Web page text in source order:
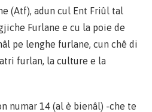
(Atf), adun cul Ent Friûl tal
Furlane e cu la poie de
pe lenghe furlane, cun chê di
furlan, la culture e la
numar 14 (al è bienâl) -che te